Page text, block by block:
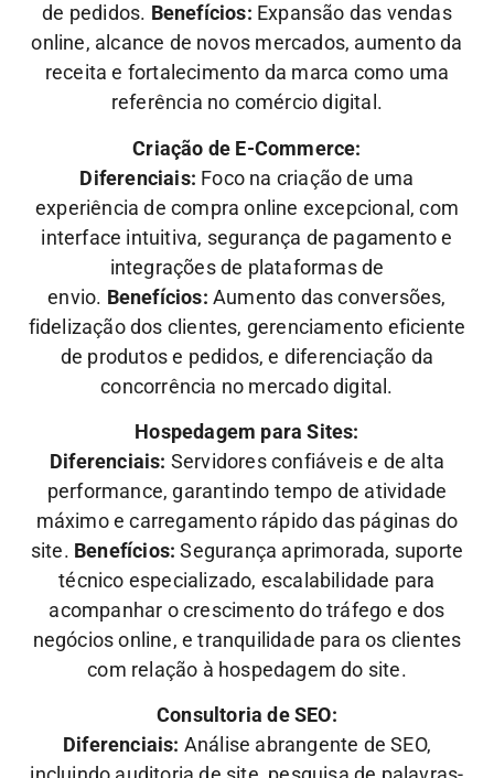
de pedidos. Benefícios: Expansão das vendas
online, alcance de novos mercados, aumento da
receita e fortalecimento da marca como uma
referência no comércio digital.
Criação de E-Commerce:
Diferenciais: Foco na criação de uma
experiência de compra online excepcional, com
interface intuitiva, segurança de pagamento e
integrações de plataformas de
envio. Benefícios: Aumento das conversões,
fidelização dos clientes, gerenciamento eficiente
de produtos e pedidos, e diferenciação da
concorrência no mercado digital.
Hospedagem para Sites:
Diferenciais: Servidores confiáveis e de alta
performance, garantindo tempo de atividade
máximo e carregamento rápido das páginas do
site. Benefícios: Segurança aprimorada, suporte
técnico especializado, escalabilidade para
acompanhar o crescimento do tráfego e dos
negócios online, e tranquilidade para os clientes
com relação à hospedagem do site.
Consultoria de SEO:
Diferenciais: Análise abrangente de SEO,